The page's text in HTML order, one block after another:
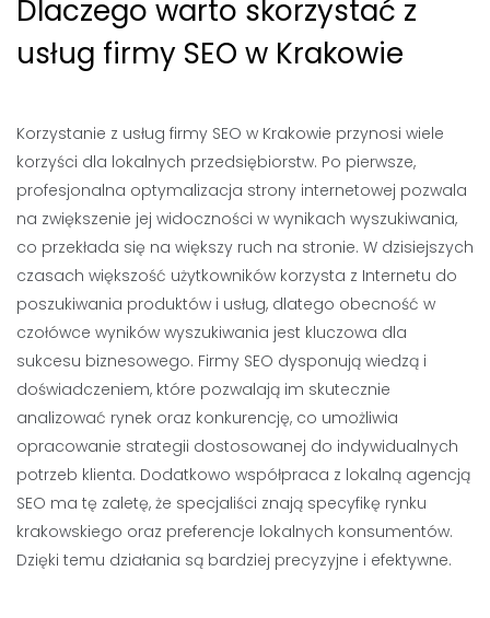
Dlaczego warto skorzystać z
usług firmy SEO w Krakowie
Korzystanie z usług firmy SEO w Krakowie przynosi wiele
korzyści dla lokalnych przedsiębiorstw. Po pierwsze,
profesjonalna optymalizacja strony internetowej pozwala
na zwiększenie jej widoczności w wynikach wyszukiwania,
co przekłada się na większy ruch na stronie. W dzisiejszych
czasach większość użytkowników korzysta z Internetu do
poszukiwania produktów i usług, dlatego obecność w
czołówce wyników wyszukiwania jest kluczowa dla
sukcesu biznesowego. Firmy SEO dysponują wiedzą i
doświadczeniem, które pozwalają im skutecznie
analizować rynek oraz konkurencję, co umożliwia
opracowanie strategii dostosowanej do indywidualnych
potrzeb klienta. Dodatkowo współpraca z lokalną agencją
SEO ma tę zaletę, że specjaliści znają specyfikę rynku
krakowskiego oraz preferencje lokalnych konsumentów.
Dzięki temu działania są bardziej precyzyjne i efektywne.